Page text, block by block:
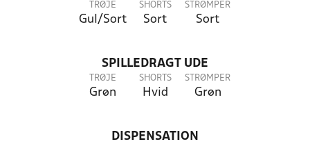
TRØJE
Gul/Sort
SHORTS
Sort
STRØMPER
Sort
SPILLEDRAGT UDE
TRØJE
Grøn
SHORTS
Hvid
STRØMPER
Grøn
DISPENSATION